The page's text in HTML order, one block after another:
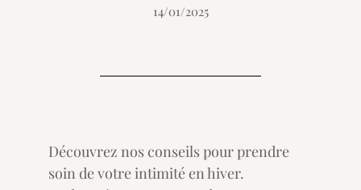
14/01/2025
Découvrez nos conseils pour prendre
soin de votre intimité en hiver.